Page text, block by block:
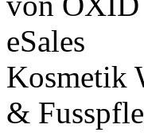
Kosmetik
&